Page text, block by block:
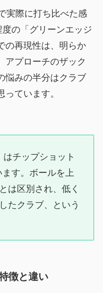
実際に打ち比べた感
の「グリーンエッジ
の再現性は、明らか
アプローチのザック
悩みの半分はクラブ
ています。
はチップショット
ます。ボールを上
は区別され、低く
たクラブ、という
徴と違い